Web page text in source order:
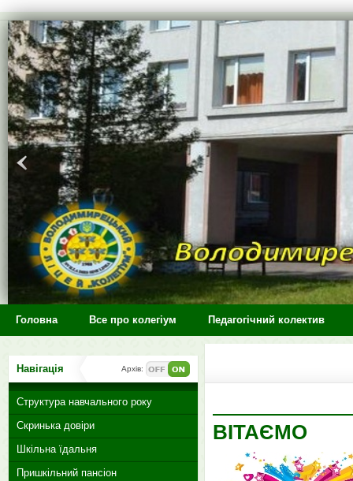
>
Головна Все про колегіум Педагогічний колектив
ВІТАЄМО
Навігація Архів:
Структура навчального року
Скринька довіри
Шкільна їдальня
Пришкільний пансіон